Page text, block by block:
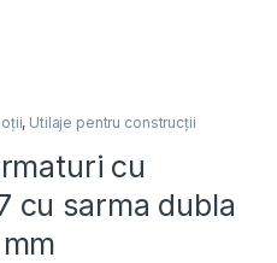
, Utilaje pentru construcții
cu
cu sarma dubla